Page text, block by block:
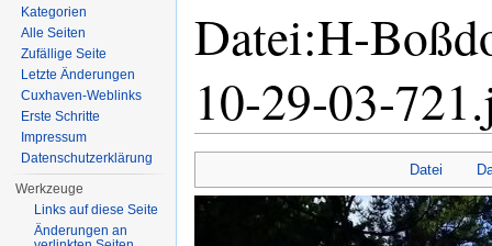
Datei:H-
10-29-03-
Datei
Kategorien
Alle Seiten
Zufällige Seite
Letzte Änderungen
Cuxhaven-Weblinks
Erste Schritte
Impressum
Datenschutzerklärung
Werkzeuge
Links auf diese Seite
Änderungen an